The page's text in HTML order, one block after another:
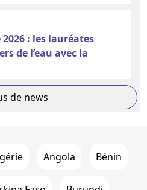
: les lauréates
de l’eau avec la
de news
Angola Bénin